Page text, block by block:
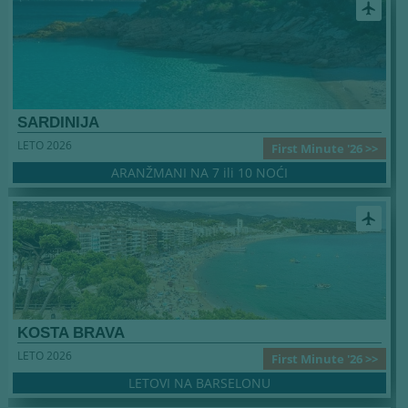
airplanemode_active
SARDINIJA
First Minute '26 >>
LETO 2026
ARANŽMANI NA 7 ili 10 NOĆI
airplanemode_active
KOSTA BRAVA
First Minute '26 >>
LETO 2026
LETOVI NA BARSELONU